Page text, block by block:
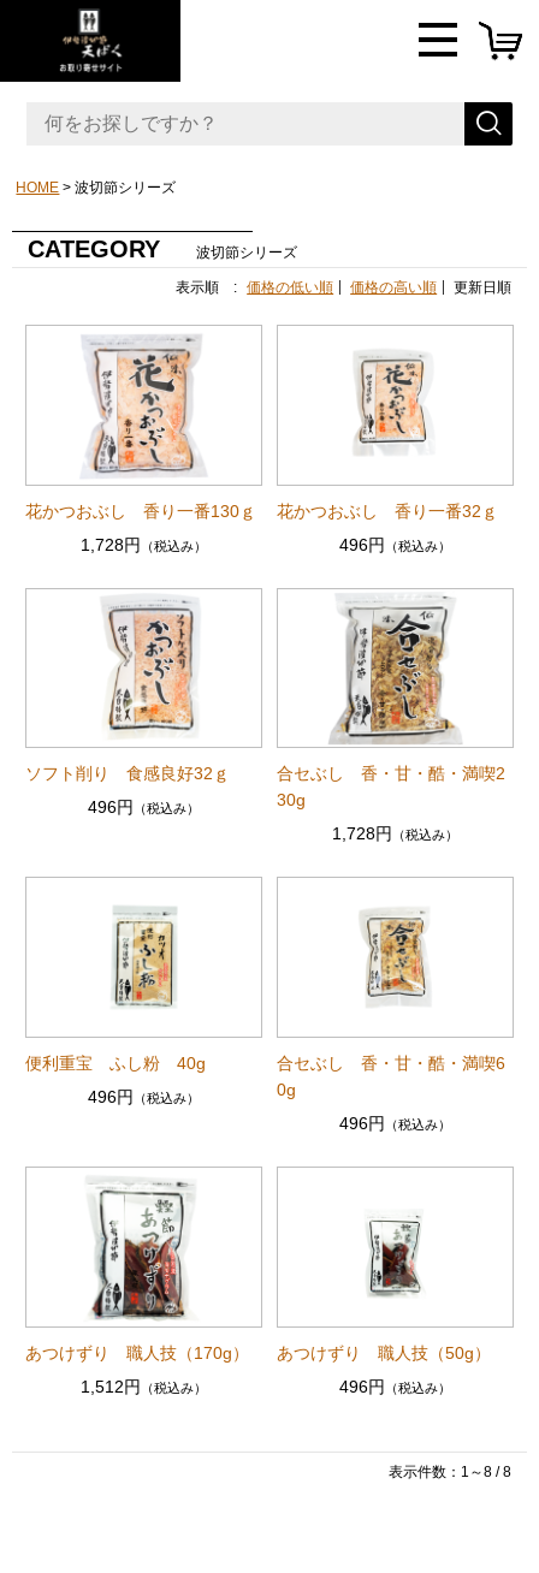
HOME 波切節シリーズ
CATEGORY 波切節シリーズ
表示順 : 価格の低い順 価格の高い順 更新日順
花かつおぶし 香り一番130ｇ
1,728円
（税込み）
花かつおぶし 香り一番32ｇ
496円
（税込み）
ソフト削り 食感良好32ｇ
496円
（税込み）
合セぶし 香・甘・酷・満喫2
30g
1,728円
（税込み）
便利重宝 ふし粉 40g
496円
（税込み）
合セぶし 香・甘・酷・満喫6
0g
496円
（税込み）
あつけずり 職人技（170g）
1,512円
（税込み）
あつけずり 職人技（50g）
496円
（税込み）
表示件数：1～8 / 8